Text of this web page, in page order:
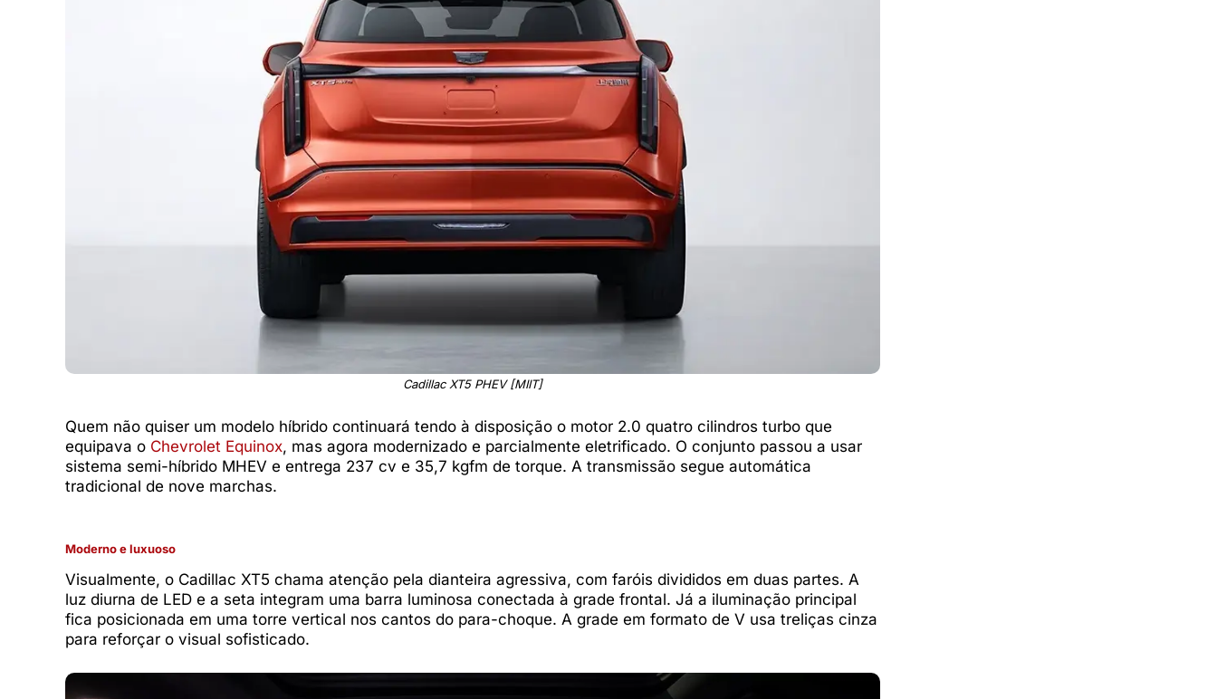
Cadillac XT5 PHEV [MIIT]
Quem não quiser um modelo híbrido continuará tendo à disposição o motor 2.0 quatro cilindros turbo que
equipava o Chevrolet Equinox, mas agora modernizado e parcialmente eletrificado. O conjunto passou a usar
sistema semi-híbrido MHEV e entrega 237 cv e 35,7 kgfm de torque. A transmissão segue automática
tradicional de nove marchas.
Moderno e luxuoso
Visualmente, o Cadillac XT5 chama atenção pela dianteira agressiva, com faróis divididos em duas partes. A
luz diurna de LED e a seta integram uma barra luminosa conectada à grade frontal. Já a iluminação principal
fica posicionada em uma torre vertical nos cantos do para-choque. A grade em formato de V usa treliças cinza
para reforçar o visual sofisticado.